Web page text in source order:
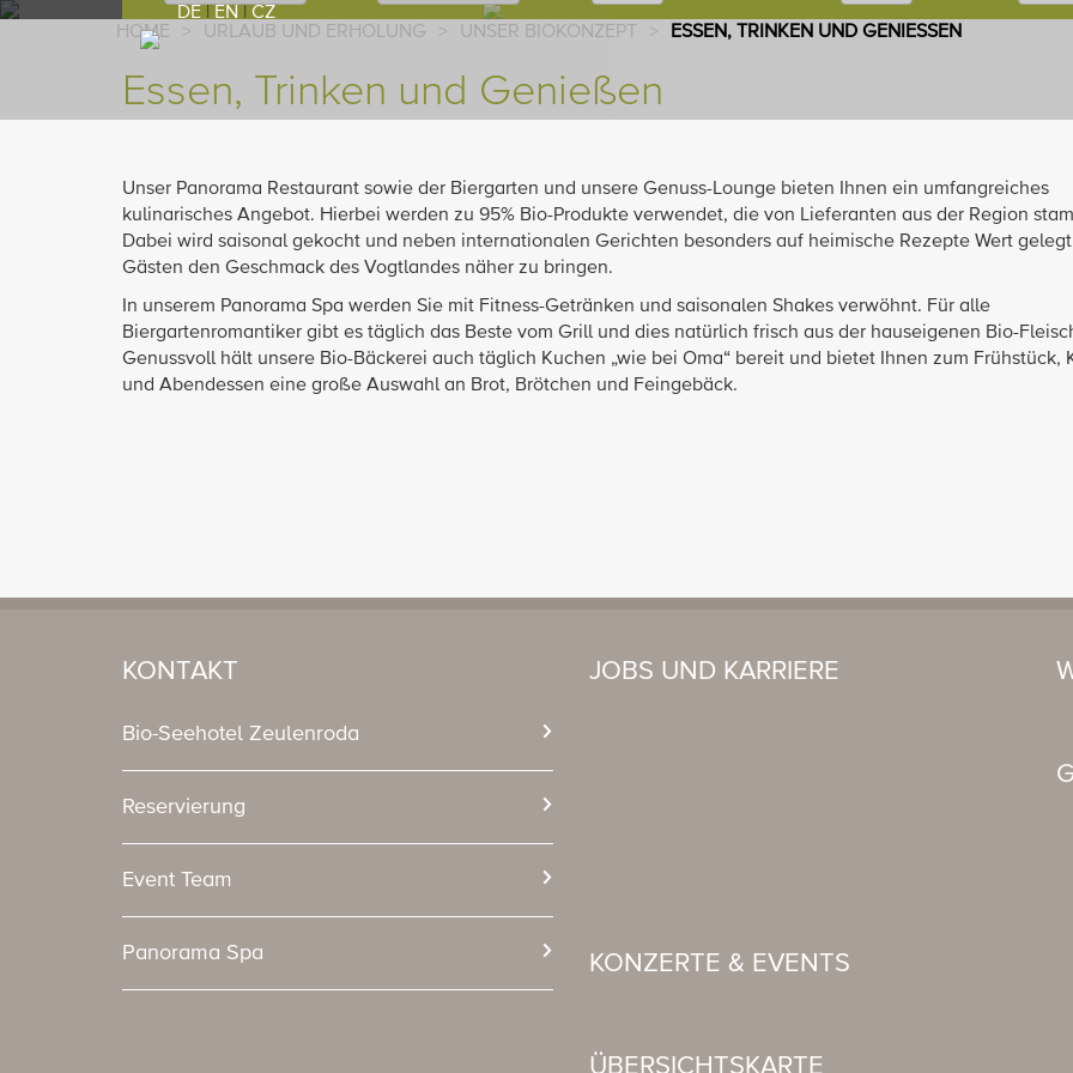
DE EN CZ
HOME > URLAUB UND ERHOLUNG > UNSER BIOKONZEPT > ESSEN, TRINKEN UND GENIESSEN
Essen, Trinken und Genießen
Unser Panorama Restaurant sowie der Biergarten und unsere Genuss-Lounge bieten Ihnen ein umfangreiches
kulinarisches Angebot. Hierbei werden zu 95% Bio-Produkte verwendet, die von Lieferanten aus der Region
Dabei wird saisonal gekocht und neben internationalen Gerichten besonders auf heimische Rezepte Wert
Gästen den Geschmack des Vogtlandes näher zu bringen.
In unserem Panorama Spa werden Sie mit Fitness-Getränken und saisonalen Shakes verwöhnt. Für alle
Biergartenromantiker gibt es täglich das Beste vom Grill und dies natürlich frisch aus der hauseigenen Bio-
Genussvoll hält unsere Bio-Bäckerei auch täglich Kuchen „wie bei Oma“ bereit und bietet Ihnen zum Frühstück,
und Abendessen eine große Auswahl an Brot, Brötchen und Feingebäck.
KONTAKT
Bio-Seehotel Zeulenroda
Reservierung
Event Team
Panorama Spa
JOBS UND KARRIERE
KONZERTE & EVENTS
ÜBERSICHTSKARTE